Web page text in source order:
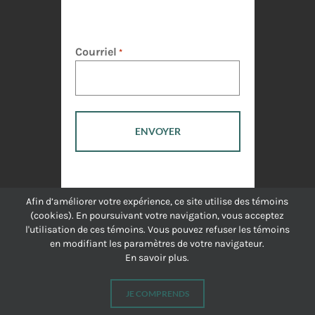
Courriel *
Afin d’améliorer votre expérience, ce site utilise des témoins
(cookies). En poursuivant votre navigation, vous acceptez
l'utilisation de ces témoins. Vous pouvez refuser les témoins
en modifiant les paramètres de votre navigateur.
En savoir plus.
JE COMPRENDS